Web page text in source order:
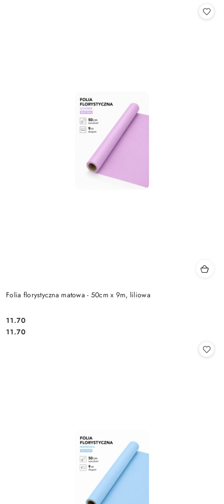
Folia florystyczna matowa - 50cm x 9m, liliowa
Cena:
11.70
Cena:
11.70